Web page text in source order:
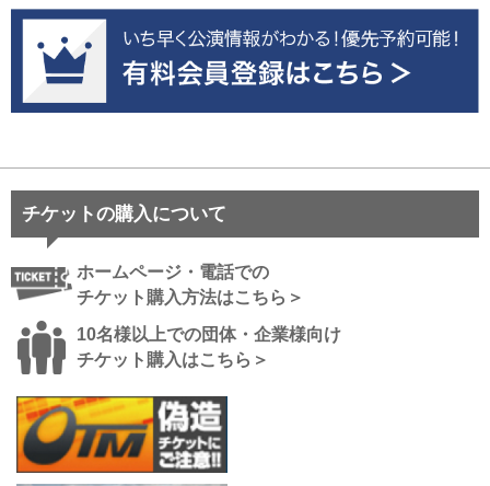
チケットの購入について
ホームページ・電話での
チケット購入方法はこちら＞
10名様以上での団体・企業様向け
チケット購入はこちら＞